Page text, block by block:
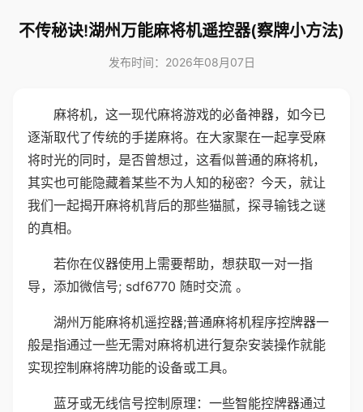
不传秘诀!湖州万能麻将机遥控器(察牌小方法)
发布时间：2026年08月07日
麻将机，这一现代麻将游戏的必备神器，如今已
逐渐取代了传统的手搓麻将。在大家聚在一起享受麻
将时光的同时，是否曾想过，这看似普通的麻将机，
其实也可能隐藏着某些不为人知的秘密？今天，就让
我们一起揭开麻将机背后的那些猫腻，探寻输钱之谜
的真相。
若你在仪器使用上需要帮助，想获取一对一指
导，添加微信号; sdf6770 随时交流 。
湖州万能麻将机遥控器;普通麻将机程序控牌器一
般是指通过一些无需对麻将机进行复杂安装操作就能
实现控制麻将牌功能的设备或工具。
蓝牙或无线信号控制原理：一些智能控牌器通过